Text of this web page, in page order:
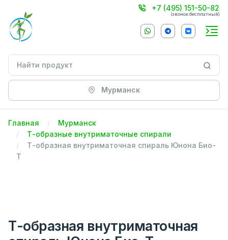
+7 (495) 151-50-82
(звонок бесплатный)
Мурманск
Главная
Мурманск
Т-образные внутриматочные спирали
Т-образная внутриматочная спираль Юнона Био-
Т
Т-образная внутриматочная